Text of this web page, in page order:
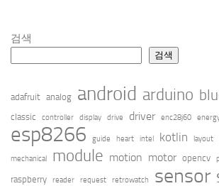
검색
검색
adafruit analog android arduino
classic controller display drive driver enc28j60
esp8266 guide heart intel kotlin layout
mechanical module motion motor opencv
raspberry reader request retrowatch sensor